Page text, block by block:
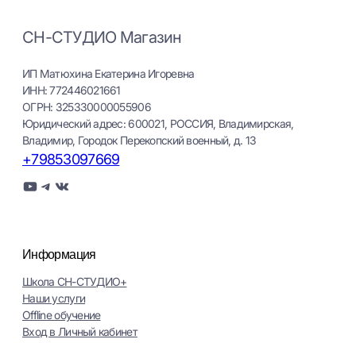
СН-СТУДИО Магазин
ИП Матюхина Екатерина Игоревна
ИНН: 772446021661
ОГРН: 325330000055906
Юридический адрес: 600021, РОССИЯ, Владимирская,
Владимир, Городок Перекопский военный, д. 13
+79853097669
YouTube Telegram ВКонтакте
Информация
Школа СН-СТУДИО+
Наши услуги
Оffline обучение
Вход в Личный кабинет